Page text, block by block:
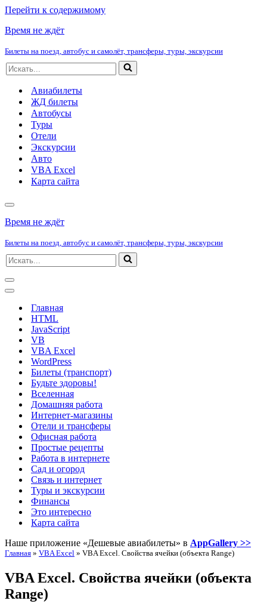
Перейти к содержимому
Время не ждёт
Билеты на поезд, автобус и самолёт, трансферы, туры, экскурсии
Искать...
Авиабилеты
ЖД билеты
Автобусы
Туры
Отели
Экскурсии
Авто
VBA Excel
Карта сайта
Меню
навигации
Время не ждёт
Билеты на поезд, автобус и самолёт, трансферы, туры, экскурсии
Искать...
Меню
навигации
Меню
навигацииГлавная
HTML
JavaScript
VB
VBA Excel
WordPress
Билеты (транспорт)
Будьте здоровы!
Вселенная
Домашняя работа
Интернет-магазины
Отели и трансферы
Офисная работа
Простые рецепты
Работа в интернете
Сад и огород
Связь и интернет
Туры и экскурсии
Финансы
Это интересно
Карта сайта
Наше приложение «Дешевые авиабилеты» в AppGallery >>
Главная » VBA Excel » VBA Excel. Свойства ячейки (объекта Range)
VBA Excel. Свойства ячейки (объекта
Range)